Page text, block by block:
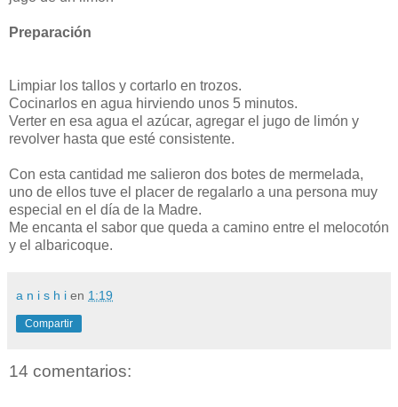
Preparación
Limpiar los tallos y cortarlo en trozos.
Cocinarlos en agua hirviendo unos 5 minutos.
Verter en esa agua el azúcar, agregar el jugo de limón y
revolver hasta que esté consistente.
Con esta cantidad me salieron dos botes de mermelada,
uno de ellos tuve el placer de regalarlo a una persona muy
especial en el día de la Madre.
Me encanta el sabor que queda a camino entre el melocotón
y el albaricoque.
a n i s h i en 1:19
Compartir
14 comentarios: